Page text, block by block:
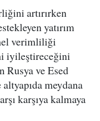
artırırken
yatırım
verimliliği
iyileştireceğini
Rusya ve Esed
meydana
karşıya kalmaya